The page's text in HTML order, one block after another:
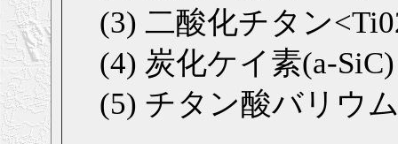
(3) 二酸化チタン
(4) 炭化ケイ素(a-
(5) チタン酸バリウ